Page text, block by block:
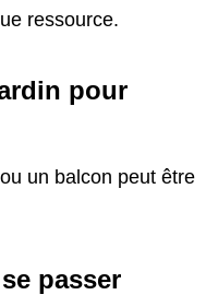
ressource.
pour
un balcon peut être
passer